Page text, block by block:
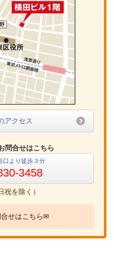
アクセス
問合せはこちら
口より徒歩３分
3458
を除く）
合せはこちら✉